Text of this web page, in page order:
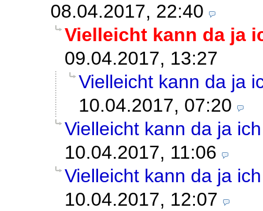
08.04.2017, 22:40
Vielleicht kann da ja
09.04.2017, 13:27
Vielleicht kann da ja
10.04.2017, 07:20
Vielleicht kann da ja
10.04.2017, 11:06
Vielleicht kann da ja
10.04.2017, 12:07